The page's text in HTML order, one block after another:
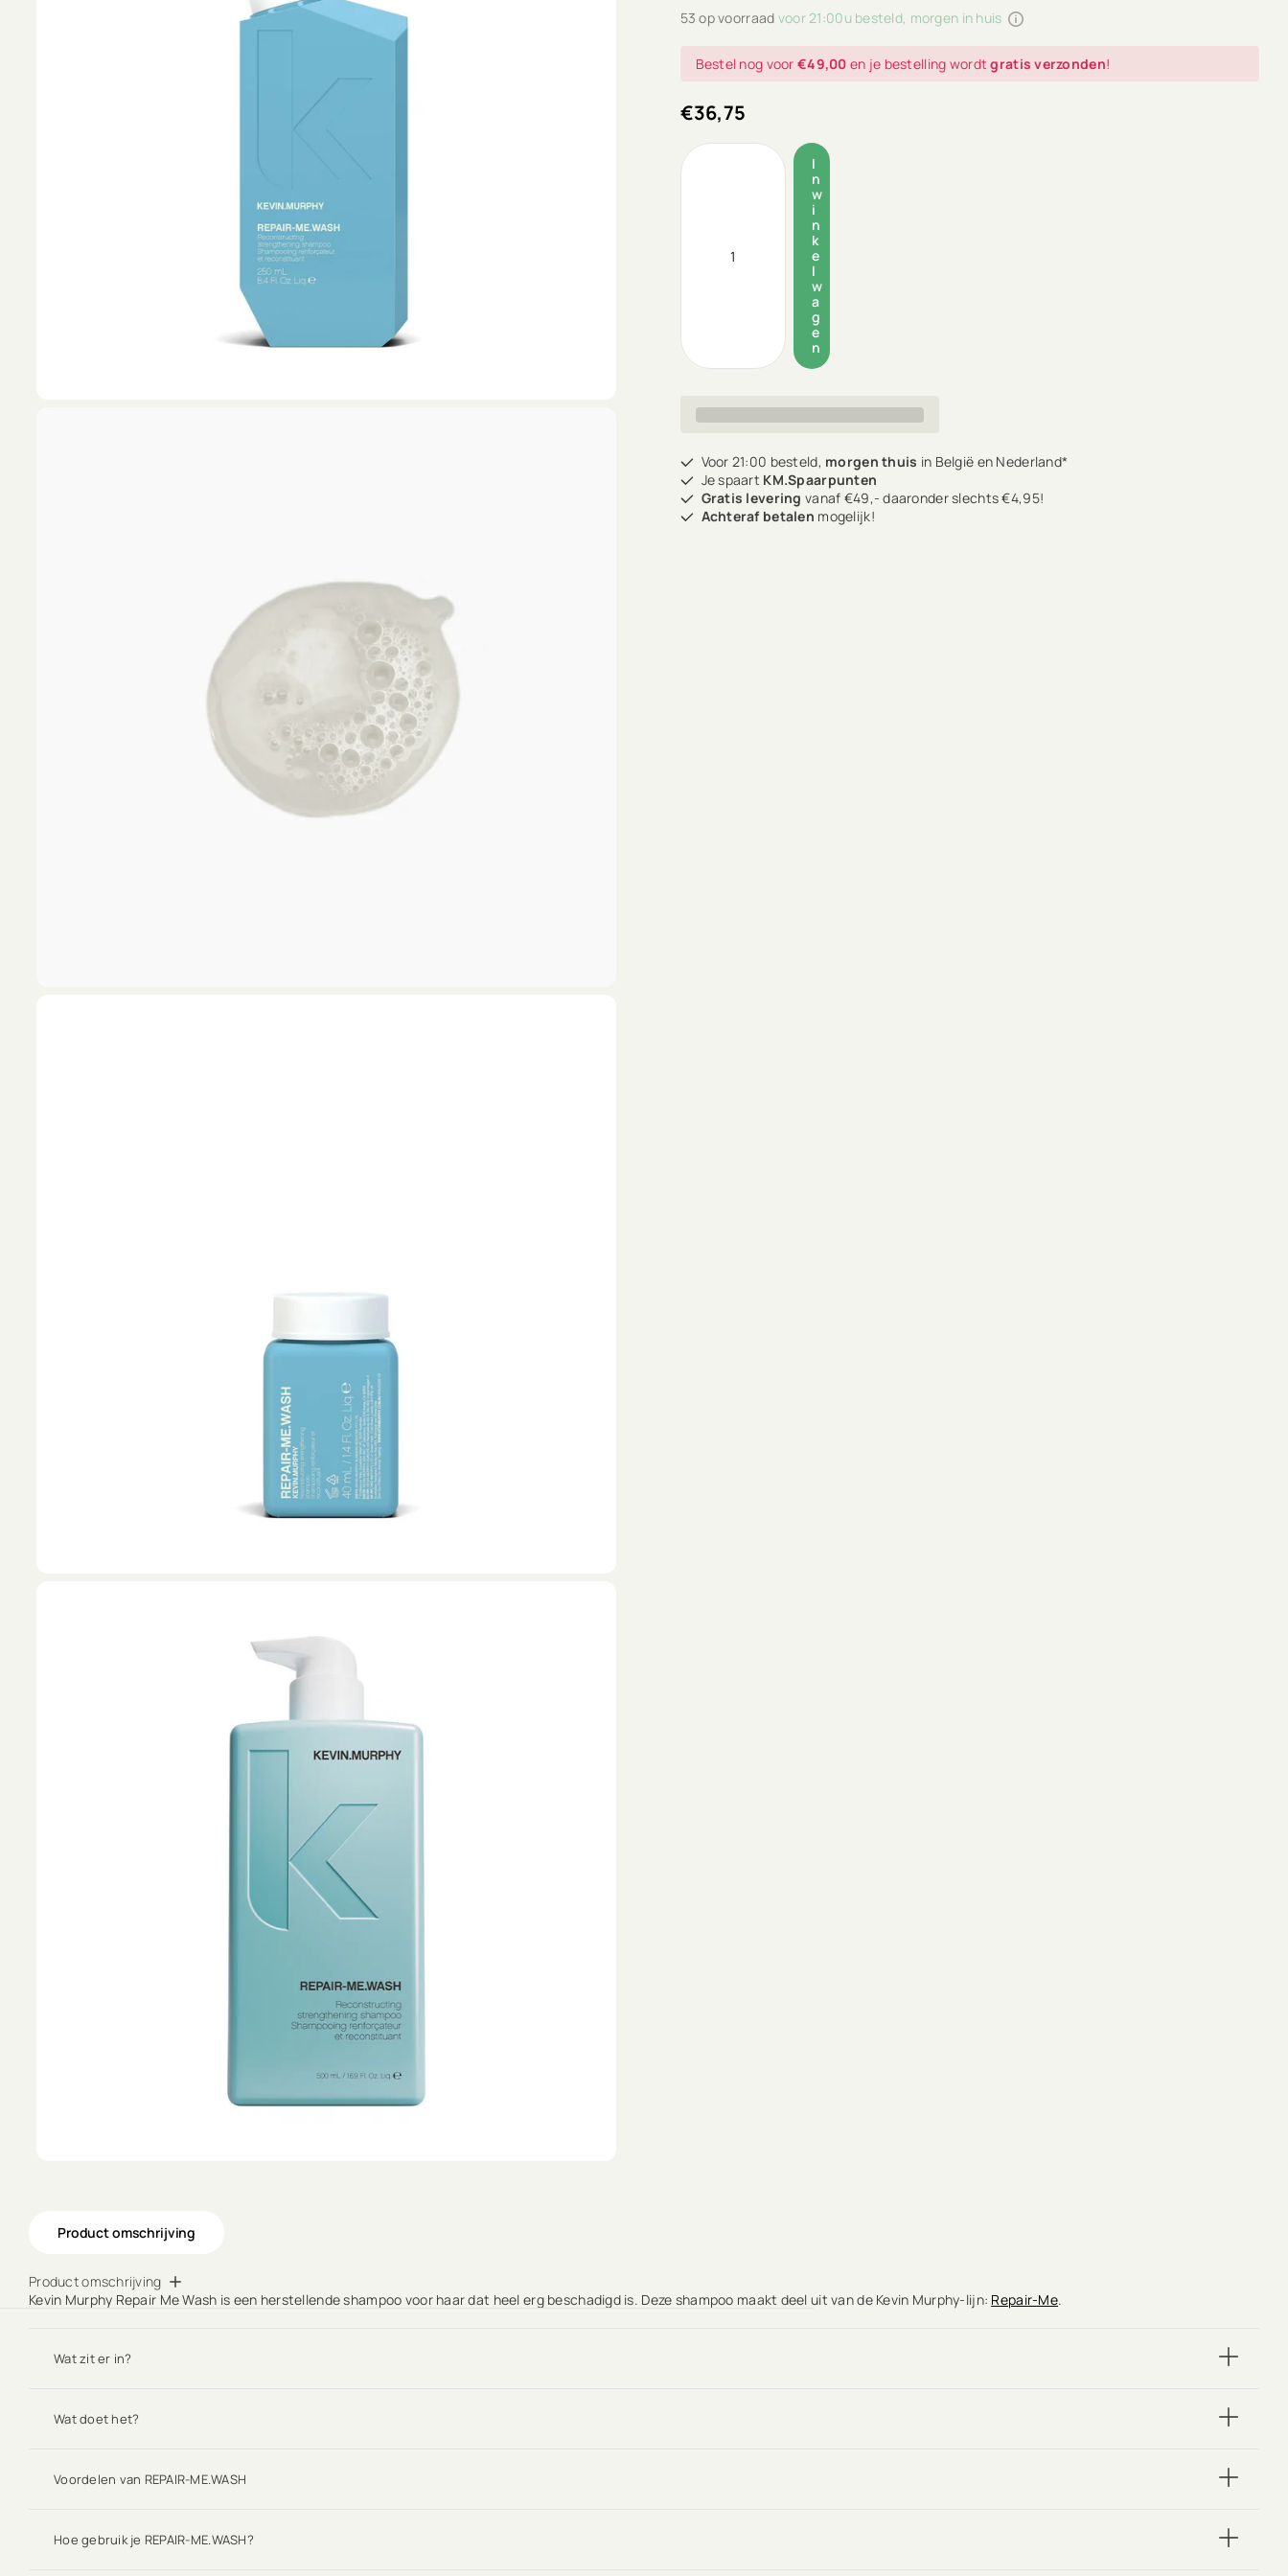
53 op voorraad voor 21:00u besteld, morgen in huis
Bestel nog voor €49,00 en je bestelling wordtgratis verzonden!
€36,75
I
n
w
i
n
k
e
l
w
a
g
e
n
Voor 21:00 besteld, morgen thuis in België en Nederland*
Je spaart KM.Spaarpunten
Gratis levering vanaf €49,- daaronder slechts €4,95!
Achteraf betalen mogelijk!
Product omschrijving
Product omschrijving
Kevin Murphy Repair Me Wash is een herstellende shampoo voor haar dat heel erg beschadigd is. Deze shampoo maakt deel uit van de Kevin Murphy-lijn: Repair-Me.
Wat zit er in?
Wat doet het?
Voordelen van REPAIR-ME.WASH
Hoe gebruik je REPAIR-ME.WASH?